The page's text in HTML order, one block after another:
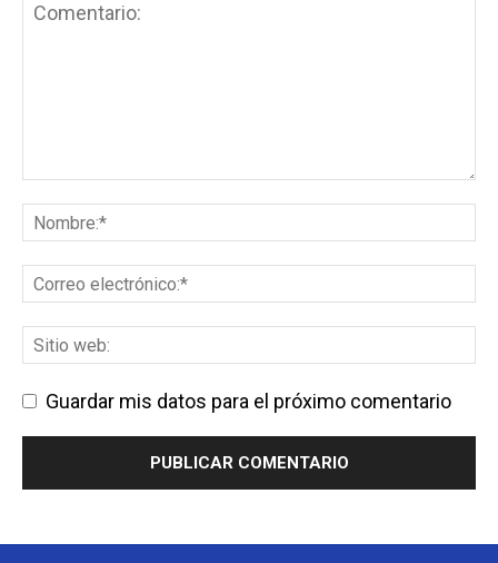
Guardar mis datos para el próximo comentario